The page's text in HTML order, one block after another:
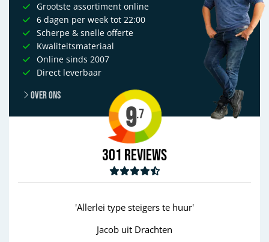
Grootste assortiment online
6 dagen per week tot 22:00
Scherpe & snelle offerte
Kwaliteitsmateriaal
Online sinds 2007
Direct leverbaar
Over ons
9.7
301 Reviews
'Allerlei type steigers te huur'
Jacob uit Drachten